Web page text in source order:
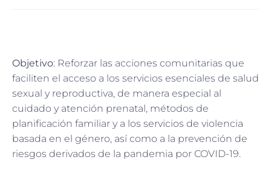
Objetivo: Reforzar las acciones comunitarias que
faciliten el acceso a los servicios esenciales de salud
sexual y reproductiva, de manera especial al
cuidado y atención prenatal, métodos de
planificación familiar y a los servicios de violencia
basada en el género, así como a la prevención de
riesgos derivados de la pandemia por COVID-19.